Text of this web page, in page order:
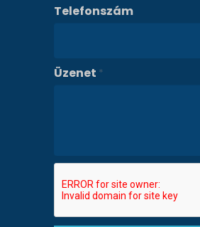
Telefonszám
Üzenet *